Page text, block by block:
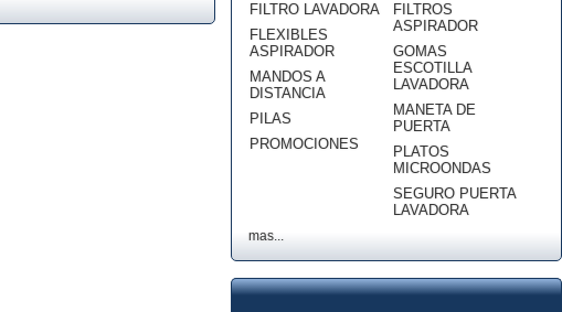
FILTRO LAVADORA
FLEXIBLES
ASPIRADOR
MANDOS A
DISTANCIA
PILAS
PROMOCIONES
FILTROS
ASPIRADOR
GOMAS
ESCOTILLA
LAVADORA
MANETA DE
PUERTA
PLATOS
MICROONDAS
SEGURO PUERTA
LAVADORA
mas...